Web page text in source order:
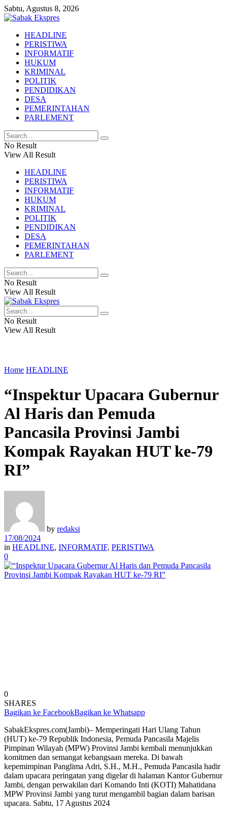
Sabtu, Agustus 8, 2026
HEADLINE
PERISTIWA
INFORMATIF
HUKUM
KRIMINAL
POLITIK
PENDIDIKAN
DESA
PEMERINTAHAN
PARLEMENT
No Result
View All Result
HEADLINE
PERISTIWA
INFORMATIF
HUKUM
KRIMINAL
POLITIK
PENDIDIKAN
DESA
PEMERINTAHAN
PARLEMENT
No Result
View All Result
No Result
View All Result
Home HEADLINE
“Inspektur Upacara Gubernur
Al Haris dan Pemuda
Pancasila Provinsi Jambi
Kompak Rayakan HUT ke-79
RI”
by redaksi
17/08/2024
in HEADLINE, INFORMATIF, PERISTIWA
0
0
SHARES
Bagikan ke FacebookBagikan ke Whatsapp
SabakEkspres.com(Jambi)– Memperingati Hari Ulang Tahun
(HUT) ke-79 Republik Indonesia, Pemuda Pancasila Majelis
Pimpinan Wilayah (MPW) Provinsi Jambi kembali menunjukkan
komitmen dan semangat kebangsaan mereka. Di bawah
kepemimpinan Panglima Adri, S.H., M.H., Pemuda Pancasila hadir
dalam upacara peringatan yang digelar di halaman Kantor Gubernur
Jambi, dengan perwakilan dari Komando Inti (KOTI) Mahatidana
MPW Provinsi Jambi yang turut mengambil bagian dalam barisan
upacara. Sabtu, 17 Agustus 2024